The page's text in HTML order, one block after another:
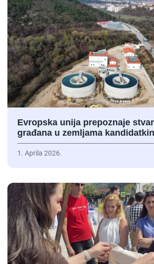
Evropska unija prepoznaje
građana u zemljama
1. Aprila 2026.